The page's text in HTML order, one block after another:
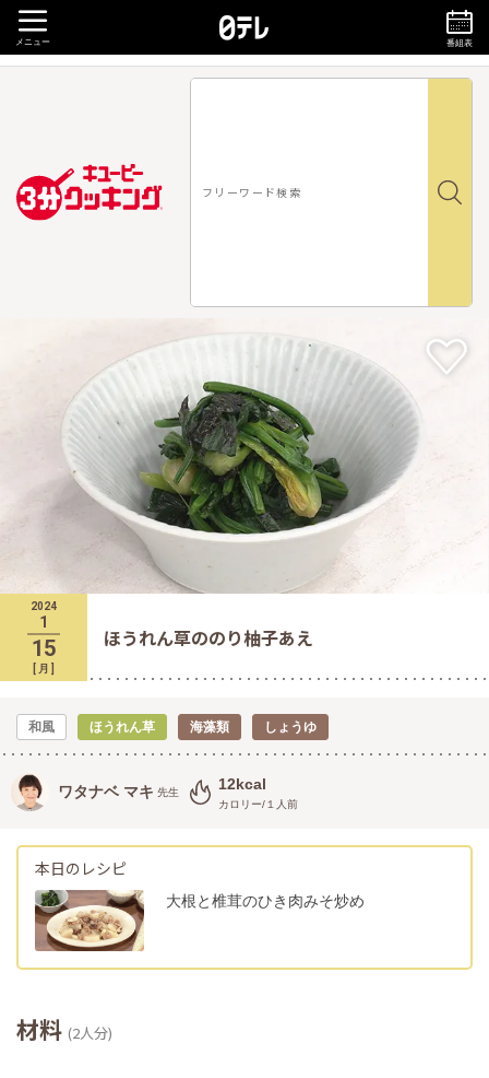
メニュー 番組表
2024
1
15
[ 月 ]
ほうれん草ののり柚子あえ
和風 ほうれん草 海藻類 しょうゆ
ワタナベ マキ 先生 12kcal
カロリー/１人前
本日のレシピ
大根と椎茸のひき肉みそ炒め
材料 (2人分)